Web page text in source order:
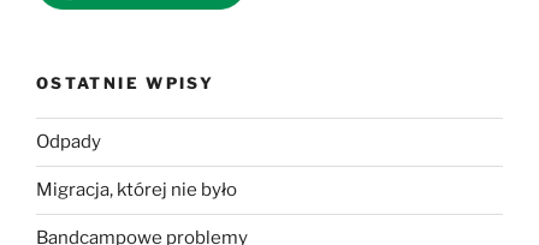
OSTATNIE WPISY
Odpady
Migracja, której nie było
Bandcampowe problemy